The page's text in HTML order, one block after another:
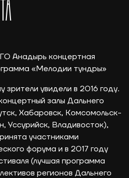
Анадырь концертная
«Мелодии тундры»
зрители увидели в 2016 году.
залы Дальнего
Хабаровск, Комсомольск-
Владивосток),
участниками
форума и в 2017 году
(лучшая программа
регионов Дальнего